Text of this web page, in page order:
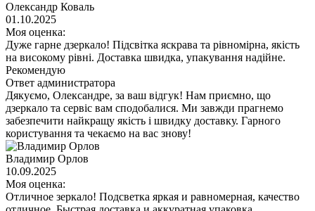
Олександр Коваль
01.10.2025
Моя оценка:
Дуже гарне дзеркало! Підсвітка яскрава та рівномірна, якість
на високому рівні. Доставка швидка, упакування надійне.
Рекомендую
Ответ администратора
Дякуємо, Олександре, за ваш відгук! Нам приємно, що
дзеркало та сервіс вам сподобалися. Ми завжди прагнемо
забезпечити найкращу якість і швидку доставку. Гарного
користування та чекаємо на вас знову!
Владимир Орлов
10.09.2025
Моя оценка:
Отличное зеркало! Подсветка яркая и равномерная, качество